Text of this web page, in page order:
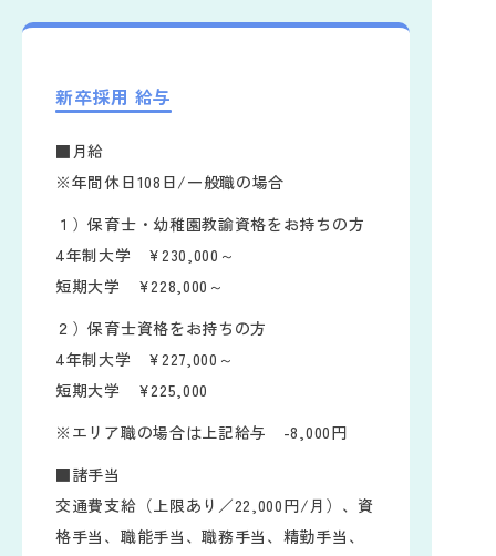
新卒採用 給与
■月給
※年間休日108日/一般職の場合
１）保育士・幼稚園教諭資格をお持ちの方
4年制大学 ¥230,000～
短期大学 ¥228,000～
２）保育士資格をお持ちの方
4年制大学 ¥227,000～
短期大学 ¥225,000
※エリア職の場合は上記給与 -8,000円
■諸手当
交通費支給（上限あり／22,000円/月）、資
格手当、職能手当、職務手当、精勤手当、